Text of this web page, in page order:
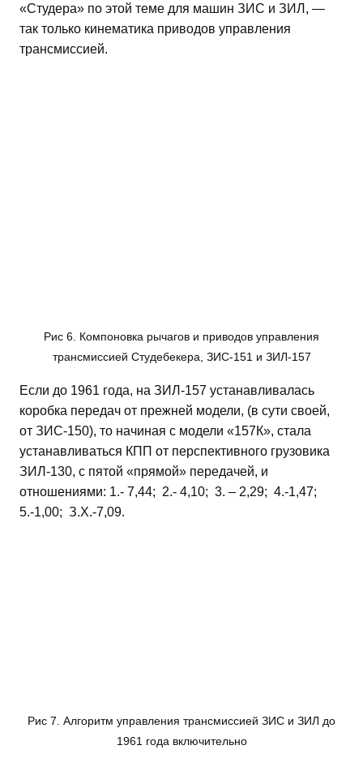
«Студера» по этой теме для машин ЗИС и ЗИЛ, —
так только кинематика приводов управления
трансмиссией.
Рис 6. Компоновка рычагов и приводов управления
трансмиссией Студебекера, ЗИС-151 и ЗИЛ-157
Если до 1961 года, на ЗИЛ-157 устанавливалась
коробка передач от прежней модели, (в сути своей,
от ЗИС-150), то начиная с модели «157К», стала
устанавливаться КПП от перспективного грузовика
ЗИЛ-130, с пятой «прямой» передачей, и
отношениями: 1.- 7,44; 2.- 4,10; 3. – 2,29; 4.-1,47;
5.-1,00; З.Х.-7,09.
Рис 7. Алгоритм управления трансмиссией ЗИС и ЗИЛ до
1961 года включительно